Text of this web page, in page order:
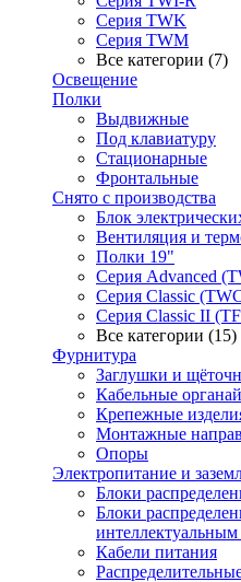
Серия TWK
Серия TWM
Все категории (7)
Освещение
Полки
Выдвижные
Под клавиатуру
Стационарные
Фронтальные
Снято с производства
Блок
Вентиляция и
Полки 19"
Серия Advanced
Серия Classic
Серия Classic II
Все категории (15)
Фурнитура
Заглушки и
Кабельные
Крепежные
Монтажные
Опоры
Электропитание и
Блоки
Блоки
Кабели питания